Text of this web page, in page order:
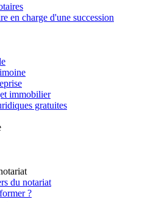
en charge d'une succession
immobilier
gratuites
du notariat
?